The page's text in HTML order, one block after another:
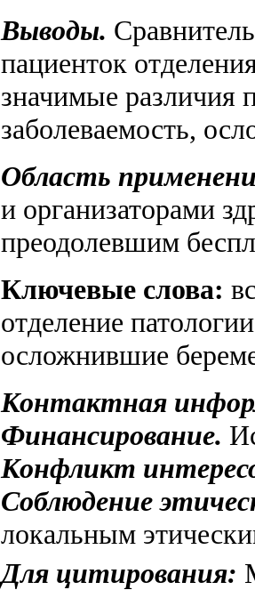
Выводы.
пациенток
значимые различия
заболеваемость,
Область
и организаторами
преодолевшим
Ключевые слова:
отделение
осложнившие
Контактная
Финансирование.
Конфликт
Соблюдение
локальным
Для цитирования: